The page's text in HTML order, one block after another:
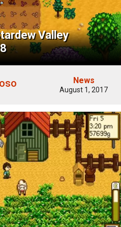
Valley
News
August 1, 2017